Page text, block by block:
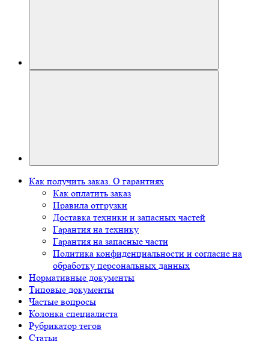
Как получить заказ. О гарантиях
Как оплатить заказ
Правила отгрузки
Доставка техники и запасных частей
Гарантия на технику
Гарантия на запасные части
Политика конфиденциальности и согласие на
обработку персональных данных
Нормативные документы
Типовые документы
Частые вопросы
Колонка специалиста
Рубрикатор тегов
Статьи